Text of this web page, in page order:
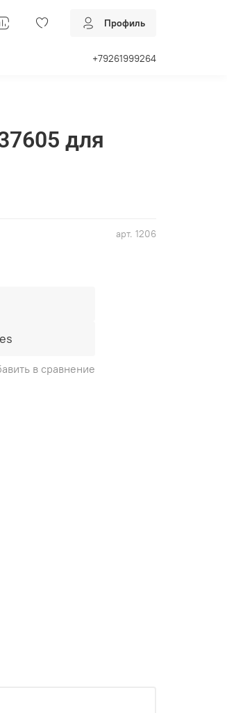
Профиль
+79261999264
арт. 1206
для
в сравнение